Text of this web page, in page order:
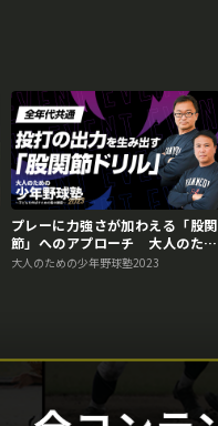
プレーに力強さが加わえる「股関
節」へのアプローチ 大人のため
の少年野球塾2023アーカイブ
大人のための少年野球塾2023